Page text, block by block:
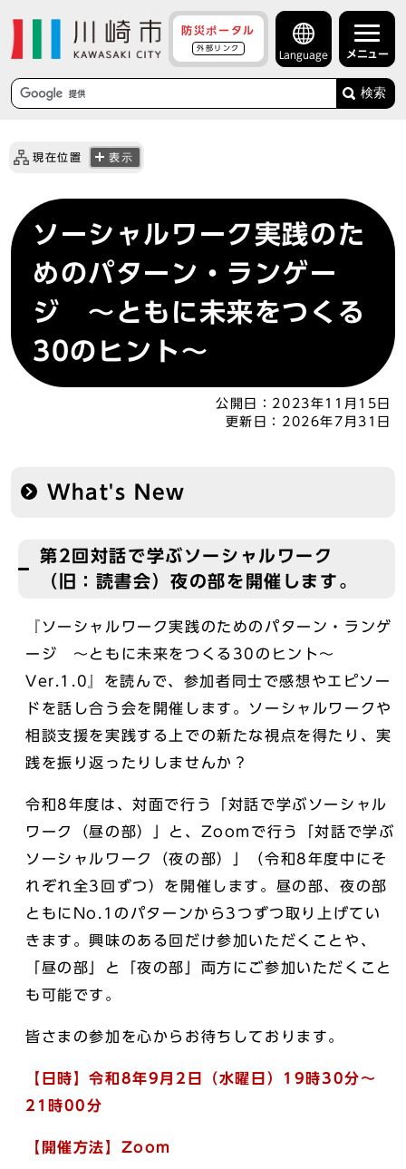
防災ポータル
外部リンク
Language メニュー
検索
現在位置 表示
ソーシャルワーク実践のた
めのパターン・ランゲー
ジ ～ともに未来をつくる
30のヒント～
公開日： 2023年11月15日
更新日： 2026年7月31日
What's New
第2回対話で学ぶソーシャルワーク
（旧：読書会）夜の部を開催します。
『ソーシャルワーク実践のためのパターン・ランゲ
ージ ～ともに未来をつくる30のヒント～
Ver.1.0』を読んで、参加者同士で感想やエピソー
ドを話し合う会を開催します。ソーシャルワークや
相談支援を実践する上での新たな視点を得たり、実
践を振り返ったりしませんか？
令和8年度は、対面で行う「対話で学ぶソーシャル
ワーク（昼の部）」と、Zoomで行う「対話で学ぶ
ソーシャルワーク（夜の部）」（令和8年度中にそ
れぞれ全3回ずつ）を開催します。昼の部、夜の部
ともにNo.1のパターンから3つずつ取り上げてい
きます。興味のある回だけ参加いただくことや、
「昼の部」と「夜の部」両方にご参加いただくこと
も可能です。
皆さまの参加を心からお待ちしております。
【日時】令和8年9月2日（水曜日）19時30分～
21時00分
【開催方法】Zoom